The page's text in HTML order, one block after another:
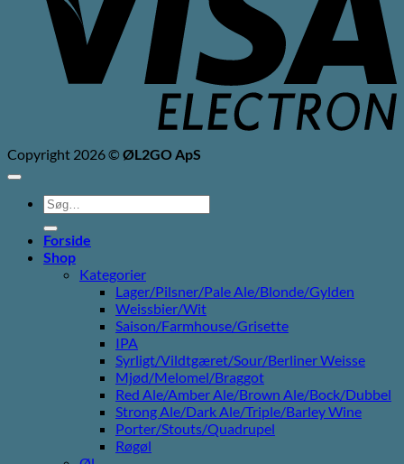
Copyright 2026 ©ØL2GO ApS
Søg
efter:
Forside
Shop
Kategorier
Lager/Pilsner/Pale Ale/Blonde/Gylden
Weissbier/Wit
Saison/Farmhouse/Grisette
IPA
Syrligt/Vildtgæret/Sour/Berliner Weisse
Mjød/Melomel/Braggot
Red Ale/Amber Ale/Brown Ale/Bock/Dubbel
Strong Ale/Dark Ale/Triple/Barley Wine
Porter/Stouts/Quadrupel
Røgøl